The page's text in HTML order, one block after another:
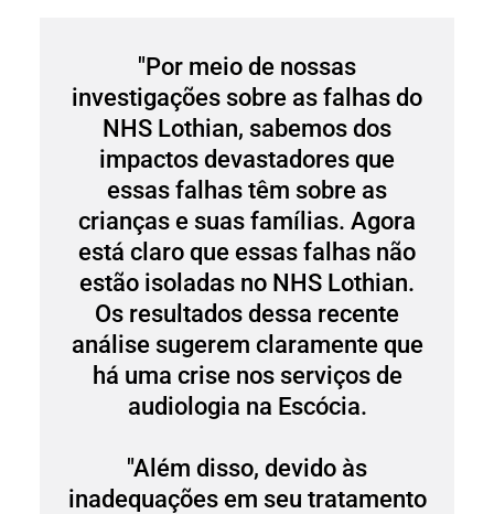
"Por meio de nossas
investigações sobre as falhas do
NHS Lothian, sabemos dos
impactos devastadores que
essas falhas têm sobre as
crianças e suas famílias. Agora
está claro que essas falhas não
estão isoladas no NHS Lothian.
Os resultados dessa recente
análise sugerem claramente que
há uma crise nos serviços de
audiologia na Escócia.
"Além disso, devido às
inadequações em seu tratamento